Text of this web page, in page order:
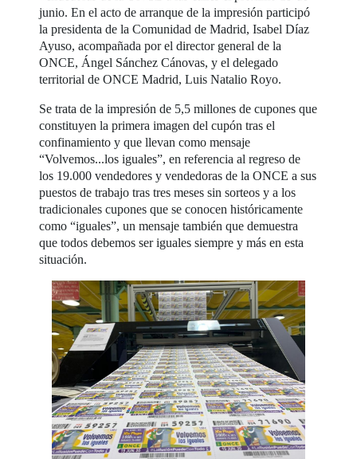
junio. En el acto de arranque de la impresión participó
la presidenta de la Comunidad de Madrid, Isabel Díaz
Ayuso, acompañada por el director general de la
ONCE, Ángel Sánchez Cánovas, y el delegado
territorial de ONCE Madrid, Luis Natalio Royo.
Se trata de la impresión de 5,5 millones de cupones que
constituyen la primera imagen del cupón tras el
confinamiento y que llevan como mensaje
“Volvemos...los iguales”, en referencia al regreso de
los 19.000 vendedores y vendedoras de la ONCE a sus
puestos de trabajo tras tres meses sin sorteos y a los
tradicionales cupones que se conocen históricamente
como “iguales”, un mensaje también que demuestra
que todos debemos ser iguales siempre y más en esta
situación.